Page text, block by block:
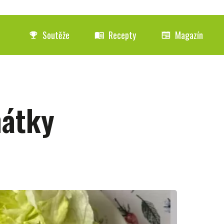
emoji_events Soutěže menu_book Recepty newspaper Magazín